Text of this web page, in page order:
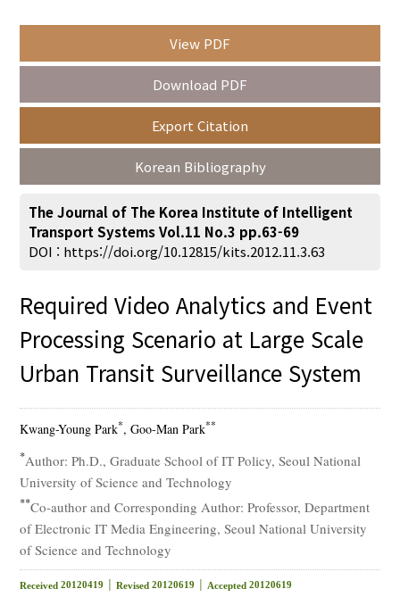
Year(s) :
to
Adode Reader(link)
View PDF
Download PDF
Export Citation
Korean Bibliography
The Journal of The Korea Institute of Intelligent
Transport Systems Vol.11 No.3 pp.63-69
DOI : https://doi.org/10.12815/kits.2012.11.3.63
Required Video Analytics and Event
Processing Scenario at Large Scale
Urban Transit Surveillance System
Kwang-Young Park*, Goo-Man Park**
*Author: Ph.D., Graduate School of IT Policy, Seoul National
University of Science and Technology
**Co-author and Corresponding Author: Professor, Department
of Electronic IT Media Engineering, Seoul National University
of Science and Technology
Received 20120419 │Revised 20120619 │ Accepted 20120619